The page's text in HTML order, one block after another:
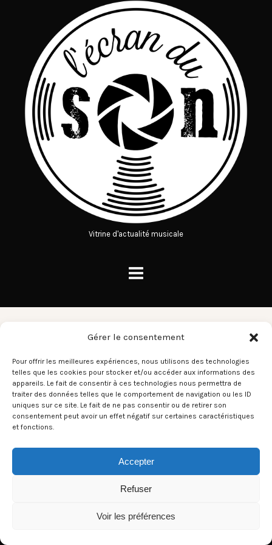
Gérer le consentement
Pour offrir les meilleures expériences, nous utilisons des technologies
telles que les cookies pour stocker et/ou accéder aux informations des
appareils. Le fait de consentir à ces technologies nous permettra de
traiter des données telles que le comportement de navigation ou les ID
uniques sur ce site. Le fait de ne pas consentir ou de retirer son
consentement peut avoir un effet négatif sur certaines caractéristiques
et fonctions.
Accepter
Refuser
Voir les préférences
Vitrine d'actualité musicale
There aren't any posts currently published under this tag.